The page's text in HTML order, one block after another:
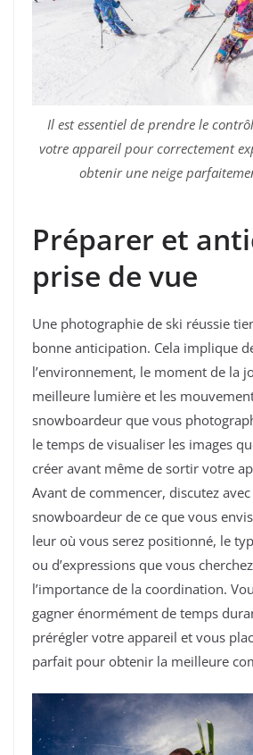
Il est essentiel de prendre le
votre appareil pour correctement
obtenir une neige
Préparer et
prise de vue
Une photographie de ski réussie
bonne anticipation. Cela implique
l’environnement, le moment de la
meilleure lumière et les
snowboardeur que vous
le temps de visualiser les images
créer avant même de sortir votre
Avant de commencer, discutez
snowboardeur de ce que vous
leur où vous serez positionné, le
ou d’expressions que vous
l’importance de la coordination.
gagner énormément de temps
prérégler votre appareil et vous
parfait pour obtenir la meilleure